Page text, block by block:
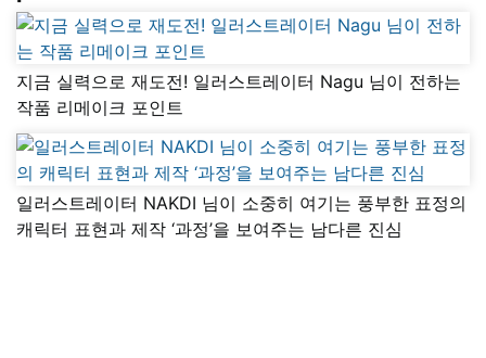
지금 실력으로 재도전! 일러스트레이터 Nagu 님이 전하는
작품 리메이크 포인트
일러스트레이터 NAKDI 님이 소중히 여기는 풍부한 표정의
캐릭터 표현과 제작 ‘과정’을 보여주는 남다른 진심